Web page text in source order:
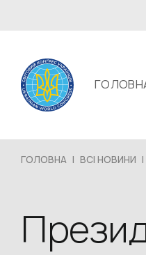
ГОЛОВНА | ВСІ НОВИНИ |